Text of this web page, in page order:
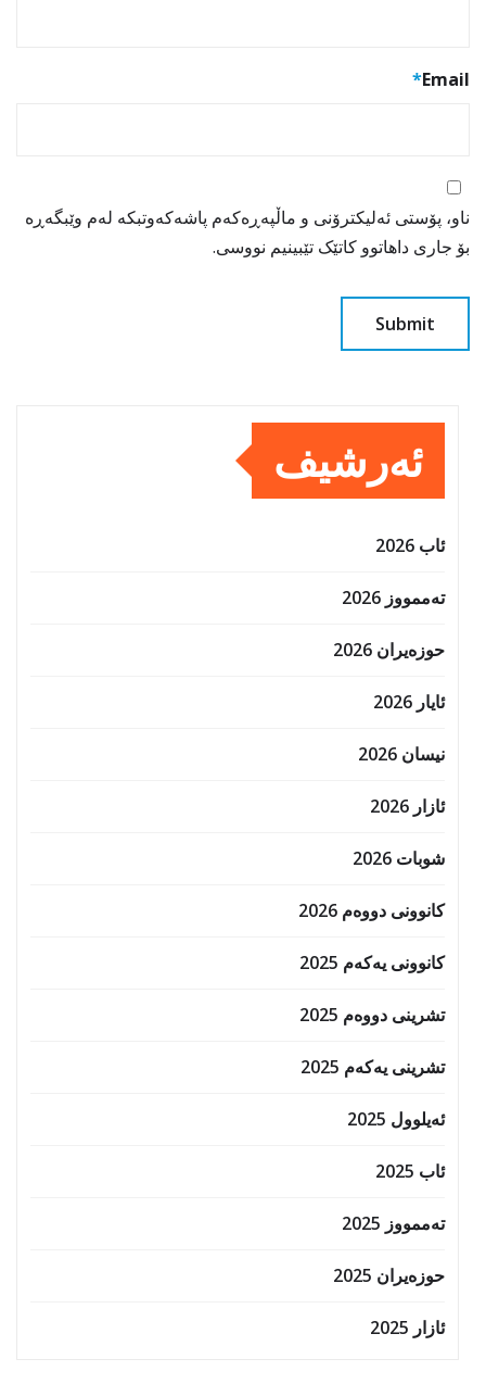
Email
*
ناو، پۆستی ئەلیکترۆنی و ماڵپەڕەکەم پاشەکەوتبکە لەم وێبگەڕە
بۆ جاری داهاتوو کاتێک تێبینیم نووسی.
ئەرشیف
ئاب 2026
تەممووز 2026
حوزه‌یران 2026
ئایار 2026
نیسان 2026
ئازار 2026
شوبات 2026
کانوونی دووەم 2026
کانوونی یەکەم 2025
تشرینی دووەم 2025
تشرینی یەکەم 2025
ئەیلوول 2025
ئاب 2025
تەممووز 2025
حوزه‌یران 2025
ئازار 2025